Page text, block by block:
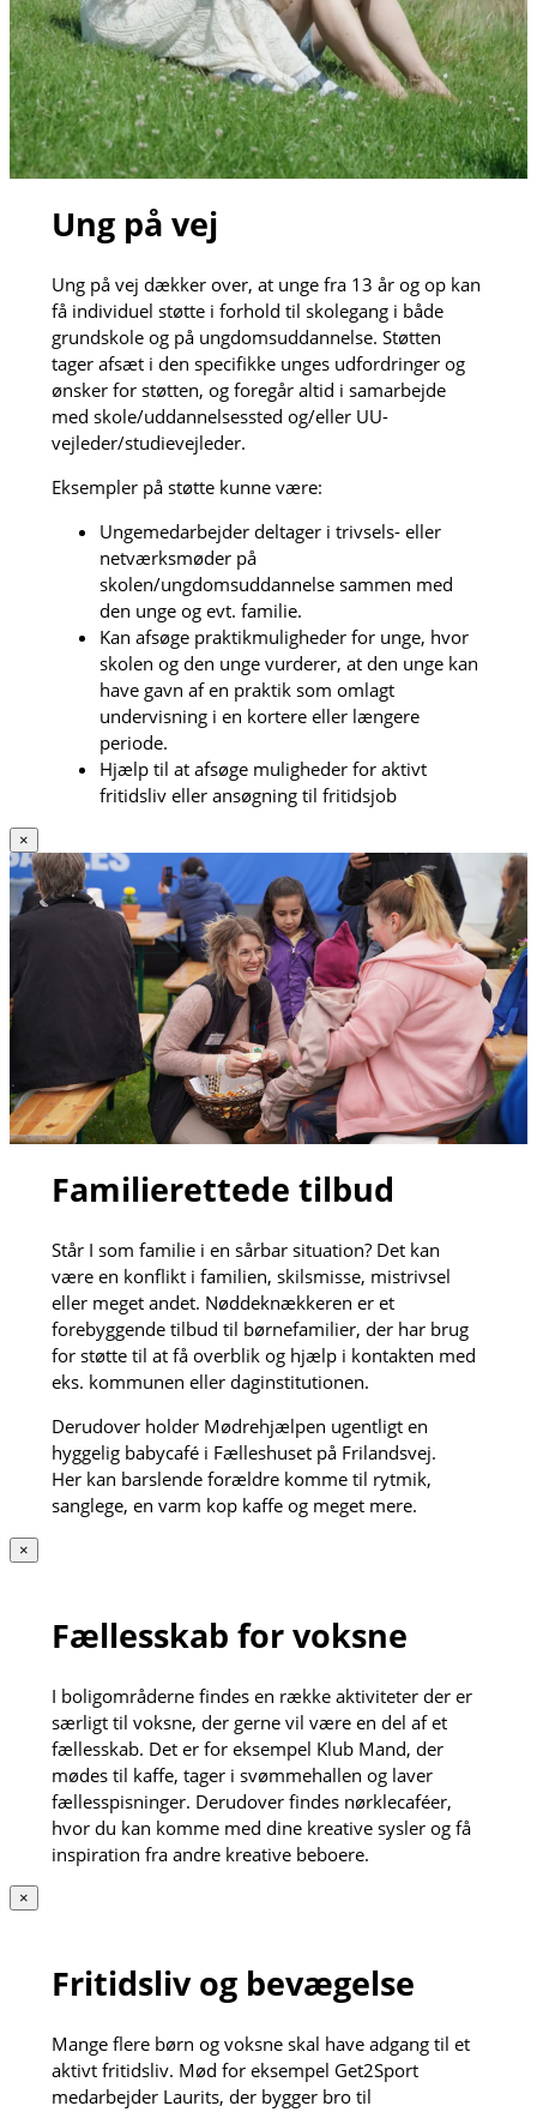
Ung på vej
Ung på vej dækker over, at unge fra 13 år og op kan
få individuel støtte i forhold til skolegang i både
grundskole og på ungdomsuddannelse. Støtten
tager afsæt i den specifikke unges udfordringer og
ønsker for støtten, og foregår altid i samarbejde
med skole/uddannelsessted og/eller UU-
vejleder/studievejleder.
Eksempler på støtte kunne være:
Ungemedarbejder deltager i trivsels- eller
netværksmøder på
skolen/ungdomsuddannelse sammen med
den unge og evt. familie.
Kan afsøge praktikmuligheder for unge, hvor
skolen og den unge vurderer, at den unge kan
have gavn af en praktik som omlagt
undervisning i en kortere eller længere
periode.
Hjælp til at afsøge muligheder for aktivt
fritidsliv eller ansøgning til fritidsjob
×
Familierettede tilbud
Står I som familie i en sårbar situation? Det kan
være en konflikt i familien, skilsmisse, mistrivsel
eller meget andet. Nøddeknækkeren er et
forebyggende tilbud til børnefamilier, der har brug
for støtte til at få overblik og hjælp i kontakten med
eks. kommunen eller daginstitutionen.
Derudover holder Mødrehjælpen ugentligt en
hyggelig babycafé i Fælleshuset på Frilandsvej.
Her kan barslende forældre komme til rytmik,
sanglege, en varm kop kaffe og meget mere.
×
Fællesskab for voksne
I boligområderne findes en række aktiviteter der er
særligt til voksne, der gerne vil være en del af et
fællesskab. Det er for eksempel Klub Mand, der
mødes til kaffe, tager i svømmehallen og laver
fællesspisninger. Derudover findes nørklecaféer,
hvor du kan komme med dine kreative sysler og få
inspiration fra andre kreative beboere.
×
Fritidsliv og bevægelse
Mange flere børn og voksne skal have adgang til et
aktivt fritidsliv. Mød for eksempel Get2Sport
medarbejder Laurits, der bygger bro til